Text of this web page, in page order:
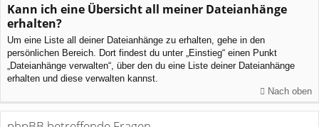
Kann ich eine Übersicht all meiner Dateianhänge
erhalten?
Um eine Liste all deiner Dateianhänge zu erhalten, gehe in den
persönlichen Bereich. Dort findest du unter „Einstieg“ einen Punkt
„Dateianhänge verwalten“, über den du eine Liste deiner Dateianhänge
erhalten und diese verwalten kannst.
Nach oben